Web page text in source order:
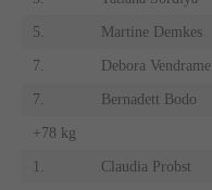
5. Martine Demkes
7. Debora Vendrame
7. Bernadett Bodo
+78 kg
1. Claudia Probst